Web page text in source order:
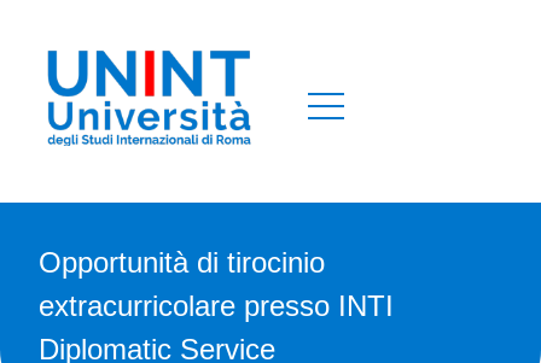
Opportunità di tirocinio
extracurricolare presso INTI
Diplomatic Service